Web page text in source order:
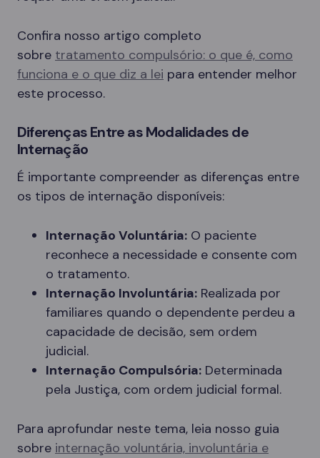
Confira nosso artigo completo
sobre tratamento compulsório: o que é, como
funciona e o que diz a lei para entender melhor
este processo.
Diferenças Entre as Modalidades de
Internação
É importante compreender as diferenças entre
os tipos de internação disponíveis:
Internação Voluntária: O paciente
reconhece a necessidade e consente com
o tratamento.
Internação Involuntária: Realizada por
familiares quando o dependente perdeu a
capacidade de decisão, sem ordem
judicial.
Internação Compulsória: Determinada
pela Justiça, com ordem judicial formal.
Para aprofundar neste tema, leia nosso guia
sobre internação voluntária, involuntária e